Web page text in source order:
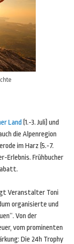
Land (1.-3. Juli) und
die Alpenregion
im Harz (5.-7.
Erlebnis. Frühbucher
Veranstalter Toni
organisierte und
Von der
vom prominenten
Die 24h Trophy